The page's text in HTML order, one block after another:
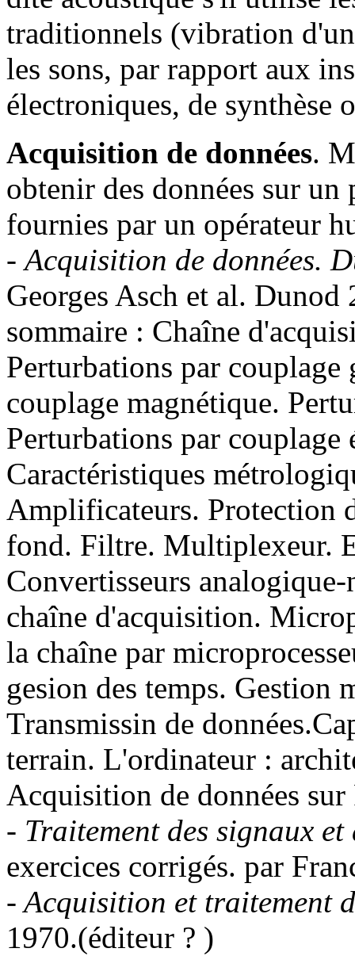
traditionnels (vibration
les sons, par rapport aux
électroniques, de synthèse
Acquisition de données.
obtenir des données sur un
fournies par un opérateur
-Acquisition de données.
Georges Asch et al. Dunod
sommaire : Chaîne
Perturbations par
couplage magnétique.
Perturbations par couplage
Caractéristiques
Amplificateurs. Protection
fond. Filtre. Multiplexeur.
Convertisseurs
chaîne d'acquisition.
la chaîne par
gesion des temps. Gestion
Transmissin de
terrain. L'ordinateur :
Acquisition de données sur
- Traitement des signaux
exercices corrigés. par
- Acquisition et traitement
1970.(éditeur ? )